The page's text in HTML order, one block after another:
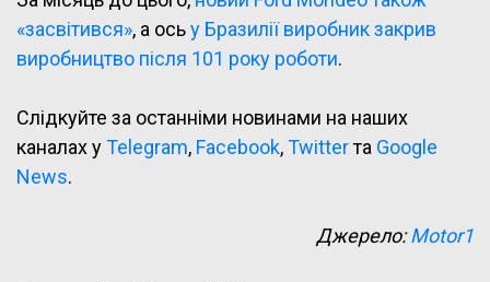
«засвітився», а осьу Бразилії виробник закрив
виробництво після 101 року роботи.
Слідкуйте за останніми новинами на наших
каналах уTelegram, Facebook,Twitterта Google
News.
Джерело:Motor1